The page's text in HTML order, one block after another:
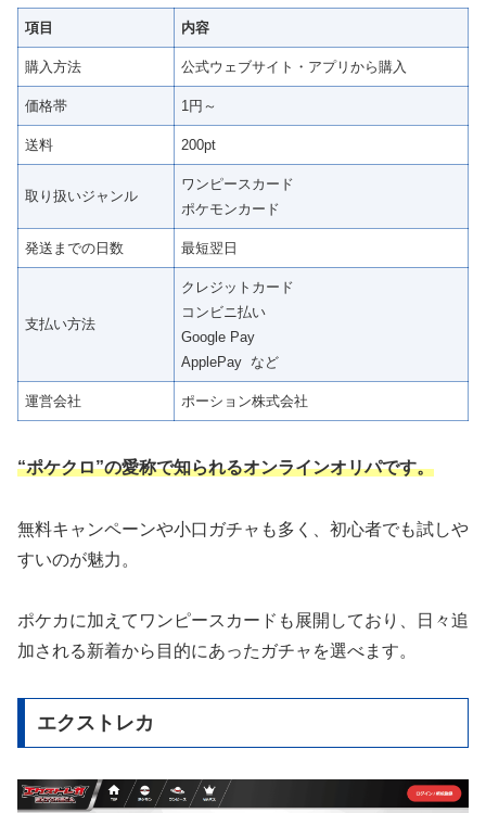
項目 内容
購入方法 公式ウェブサイト・アプリから購入
価格帯 1円～
送料 200pt
取り扱いジャンル
ワンピースカード
ポケモンカード
発送までの日数 最短翌日
支払い方法
クレジットカード
コンビニ払い
Google Pay
ApplePay など
運営会社 ポーション株式会社
“ポケクロ”の愛称で知られるオンラインオリパです。
無料キャンペーンや小口ガチャも多く、初心者でも試しや
すいのが魅力。
ポケカに加えてワンピースカードも展開しており、日々追
加される新着から目的にあったガチャを選べます。
エクストレカ